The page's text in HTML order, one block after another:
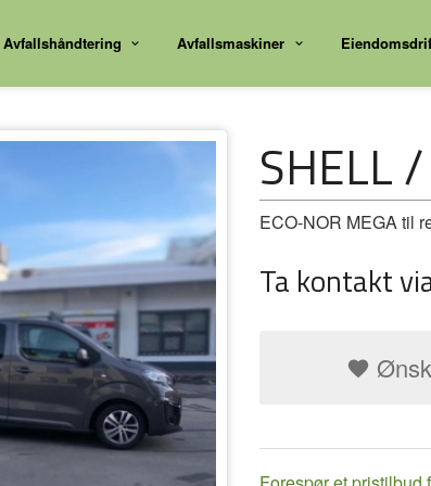
Avfallshåndtering Avfallsmaskiner
SHELL
ECO-NOR MEGA til
Ta kontakt